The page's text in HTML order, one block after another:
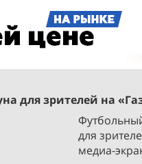
для зрителей на
для
медиа-